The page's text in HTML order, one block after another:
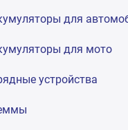
для
для мото
устройства